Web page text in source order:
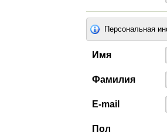
Персональная
Имя
Фамилия
E-mail
Пол